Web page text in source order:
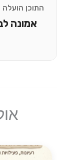
התוכן הועלה
אמונה